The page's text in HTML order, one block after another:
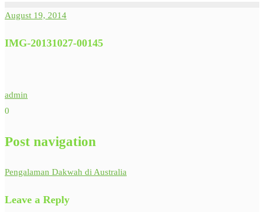
August 19, 2014
IMG-20131027-00145
admin
0
Post navigation
Pengalaman Dakwah di Australia
Leave a Reply